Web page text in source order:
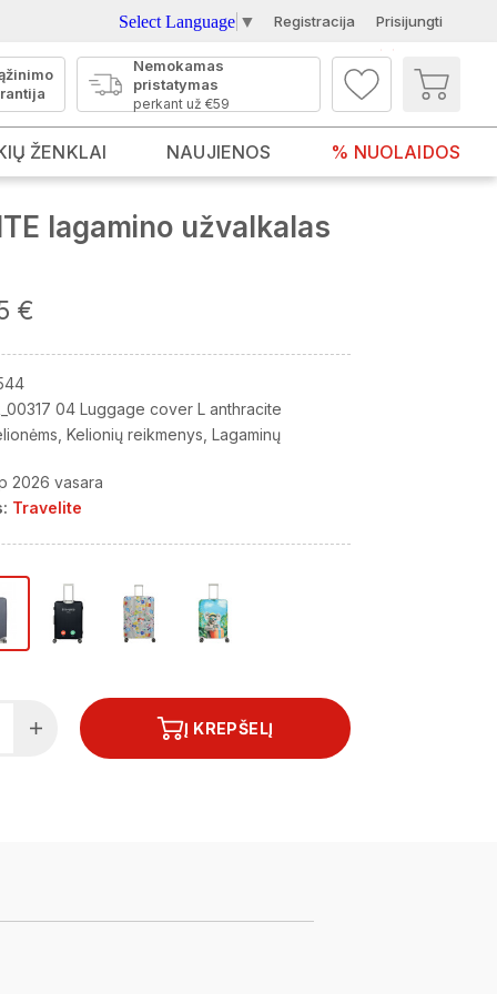
Select Language ▼ Registracija Prisijungti
Nemokamas
pristatymas
perkant už €59
ŽENKLAI NAUJIENOS % NUOLAIDOS
lagamino užvalkalas
€
04 Luggage cover L anthracite
Kelionių reikmenys Lagaminų
2026 vasara
Travelite
Į KREPŠELĮ